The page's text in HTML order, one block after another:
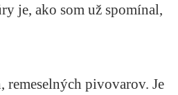
je, ako som už spomínal,
remeselných pivovarov. Je